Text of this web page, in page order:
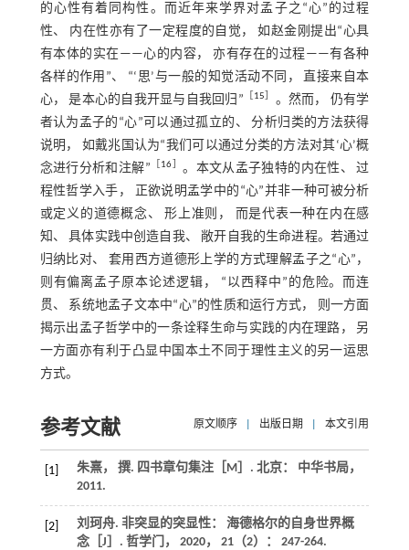
的心性有着同构性。而近年来学界对孟子之“心”的过程
性、 内在性亦有了一定程度的自觉， 如赵金刚提出“心具
有本体的实在——心的内容， 亦有存在的过程——有各种
各样的作用”、 “‘思’与一般的知觉活动不同， 直接来自本
心， 是本心的自我开显与自我回归”
15
。然而， 仍有学
者认为孟子的“心”可以通过孤立的、 分析归类的方法获得
说明， 如戴兆国认为“我们可以通过分类的方法对其‘心’概
念进行分析和注解”
16
。本文从孟子独特的内在性、 过
程性哲学入手， 正欲说明孟学中的“心”并非一种可被分析
或定义的道德概念、 形上准则， 而是代表一种在内在感
知、 具体实践中创造自我、 敞开自我的生命进程。若通过
归纳比对、 套用西方道德形上学的方式理解孟子之“心”，
则有偏离孟子原本论述逻辑， “以西释中”的危险。而连
贯、 系统地孟子文本中“心”的性质和运行方式， 则一方面
揭示出孟子哲学中的一条诠释生命与实践的内在理路， 另
一方面亦有利于凸显中国本土不同于理性主义的另一运思
方式。
参考文献 原文顺序 出版日期 本文引用
[1] 朱熹， 撰. 四书章句集注［M］. 北京： 中华书局，
2011.
[2]
刘珂舟. 非突显的突显性： 海德格尔的自身世界概
念［J］. 哲学门 ， 2020， 21（2）： 247-264.